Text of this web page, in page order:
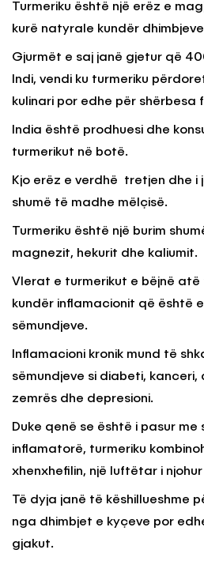
Turmeriku është një erëz e
kurë natyrale kundër
Gjurmët e saj janë gjetur që
Indi, vendi ku turmeriku
kulinari por edhe për shërbesa
India është prodhuesi dhe
turmerikut në botë.
Kjo erëz e verdhë tretjen dhe i
shumë të madhe mëlçisë.
Turmeriku është një burim
magnezit, hekurit dhe kaliumit.
Vlerat e turmerikut e bëjnë atë
kundër inflamacionit që është
sëmundjeve.
Inflamacioni kronik mund të
sëmundjeve si diabeti,
zemrës dhe depresioni.
Duke qenë se është i pasur
inflamatorë, turmeriku
xhenxhefilin, një luftëtar i
Të dyja janë të këshillueshme
nga dhimbjet e kyçeve por
gjakut.